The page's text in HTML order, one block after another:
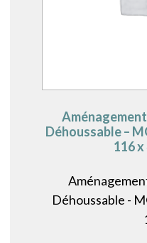
Déhoussable –
116 x
Déhoussable -